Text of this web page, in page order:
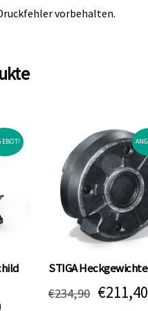
vorbehalten.
Aktueller
STIGA Heckgewichte
€234,90 €211,40